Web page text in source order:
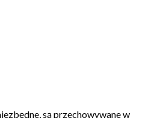
są przechowywane w